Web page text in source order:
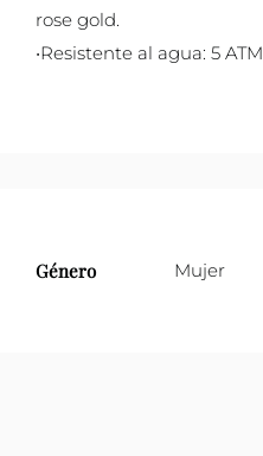
rose gold.
•Resistente al agua: 5 ATM
Género Mujer